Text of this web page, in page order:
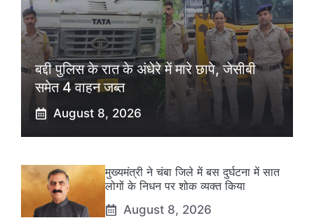
बद्दी पुलिस के रात के अंधेरे में मारे छापे, जेसीबी
समेत 4 वाहन जब्त
August 8, 2026
मुख्यमंत्री ने चंबा जिले में बस दुर्घटना में सात
लोगों के निधन पर शोक व्यक्त किया
August 8, 2026